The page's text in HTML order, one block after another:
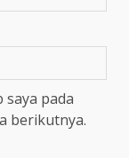
saya pada
berikutnya.